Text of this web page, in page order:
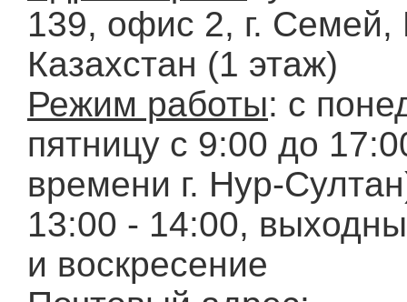
139, офис 2, г.
Казахстан (1 этаж)
Режим работы: с
пятницу с 9:00 до
времени г. Нур-
13:00 - 14:00,
и воскресение